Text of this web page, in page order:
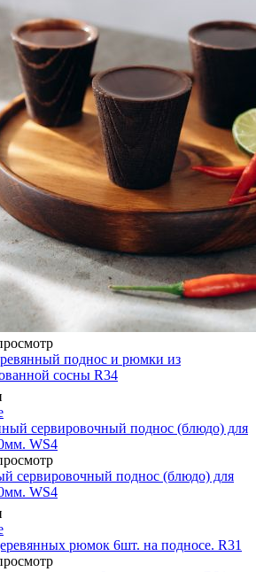
поднос и рюмки из
сосны R34
сервировочный поднос (блюдо) для
WS4